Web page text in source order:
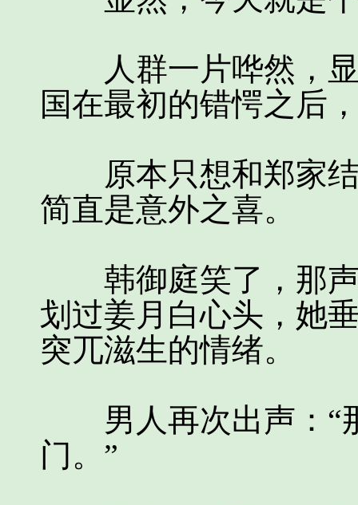
人群一片哗然，显
国在最初的错愕之后
原本只想和郑家结
简直是意外之喜。
韩御庭笑了，那声
划过姜月白心头，她
突兀滋生的情绪。
男人再次出声：“
门。”